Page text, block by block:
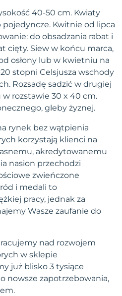
40-50 cm. Kwiaty
pojedyncze. Kwitnie od lipca
do obsadzania rabat i
cięty. Siew w końcu marca,
osłony lub w kwietniu na
stopni Celsjusza wschody
Rozsadę sadzić w drugiej
rozstawie 30 x 40 cm.
gleby żyznej.
rynek bez wątpienia
korzystają klienci na
akredytowanemu
nasion przechodzi
zwieńczone
i medali to
pracy, jednak za
Wasze zaufanie do
nad rozwojem
w sklepie
już blisko 3 tysiące
nowsze zapotrzebowania,